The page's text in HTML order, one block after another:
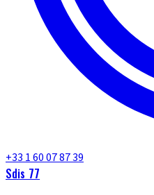
+33 1 60 07 87 39
Sdis 77